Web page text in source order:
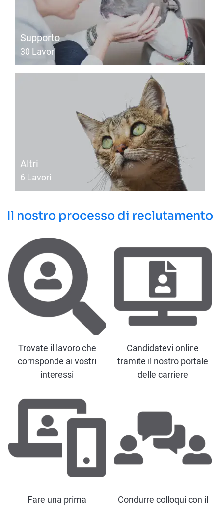
Supporto
30 Lavori
Altri
6 Lavori
Il nostro processo di reclutamento
Trovate il lavoro che
corrisponde ai vostri
interessi
Candidatevi online
tramite il nostro portale
delle carriere
Fare una prima
Condurre colloqui con il